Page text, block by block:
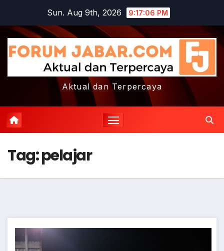
content
Sun. Aug 9th, 2026 9:17:07 PM
Aktual dan Terpercaya
Tag:pelajar